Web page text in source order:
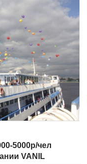
5000р/чел
VANIL